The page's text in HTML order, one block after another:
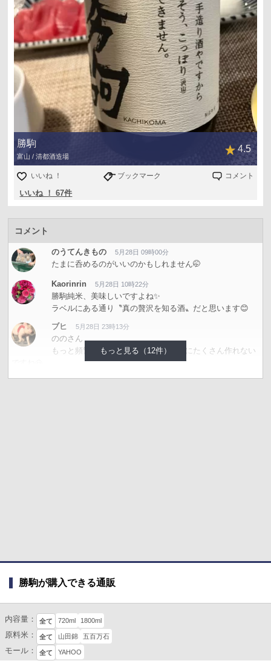
勝駒
富山 / 清都酒造場
4.5
いいね ！ ブックマーク コメント
いいね ！ 67件
コメント
のうてんきもの 5月28日 09時00分
たまに呑めるのがいいのかもしれません🤭
Kaorinrin 5月28日 10時22分
勝駒純米、美味しいですよね✨️
ラベルにある通り〝真の贅沢を知る酒〟だと思います😊
ブヒ 5月28日 23時13分
ののさん
もっと頻繁に飲みたいですが、そんなにたくさん作れない
もっと見る（12件）
勝駒が購入できる通販
内容量： 全て 720ml 1800ml
原料米： 全て 山田錦 五百万石
モール： 全て YAHOO